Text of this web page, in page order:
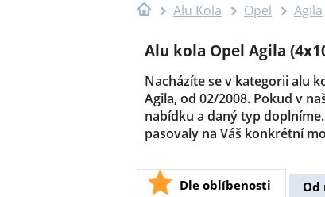
Alu Kola Opel Agila
Alu kola Opel Agila
Nacházíte se v kategorii alu
Agila, od 02/2008. Pokud v
nabídku a daný typ
pasovaly na Váš konkrétní
Dle oblíbenosti Od